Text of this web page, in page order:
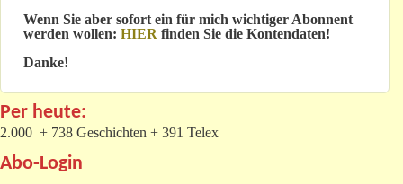
Wenn Sie aber sofort ein für mich wichtiger Abonnent
werden wollen: HIER finden Sie die Kontendaten!
Danke!
Per heute:
2.000 + 738 Geschichten + 391 Telex
Abo-Login